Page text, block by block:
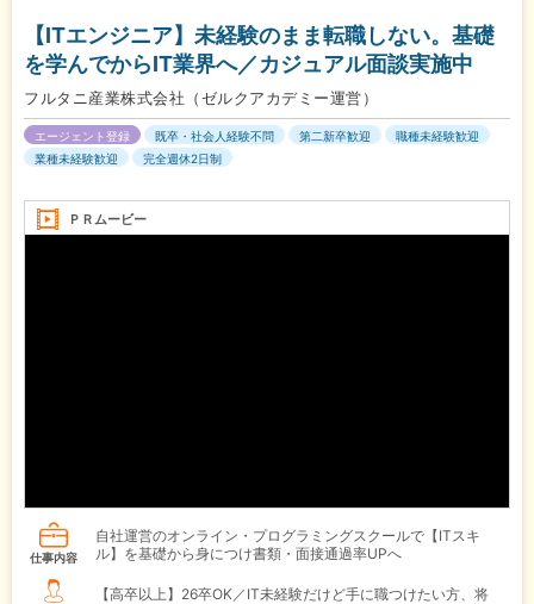
【ITエンジニア】未経験のまま転職しない。基礎
を学んでからIT業界へ／カジュアル面談実施中
フルタニ産業株式会社（ゼルクアカデミー運営）
エージェント登録 既卒・社会人経験不問 第二新卒歓迎
職種未経験歓迎
業種未経験歓迎
完全週休2日制
ＰＲムービー
仕事内容
自社運営のオンライン・プログラミングスクールで【ITスキ
ル】を基礎から身につけ書類・面接通過率UPへ
【高卒以上】26卒OK／IT未経験だけど手に職つけたい方、将